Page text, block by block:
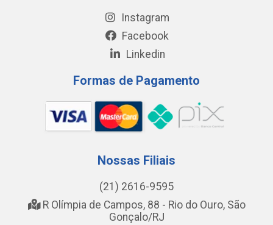
Instagram
Facebook
Linkedin
Formas de Pagamento
Nossas Filiais
(21) 2616-9595
R Olímpia de Campos, 88 - Rio do Ouro, São
Gonçalo/RJ